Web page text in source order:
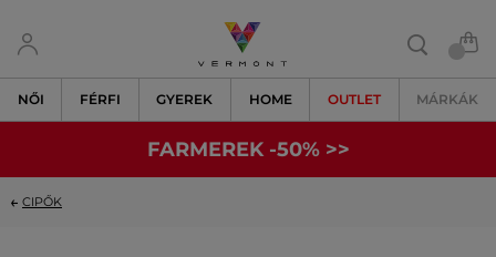
NŐI FÉRFI GYEREK HOME OUTLET MÁRKÁK
FARMEREK -50% >>
CIPŐK